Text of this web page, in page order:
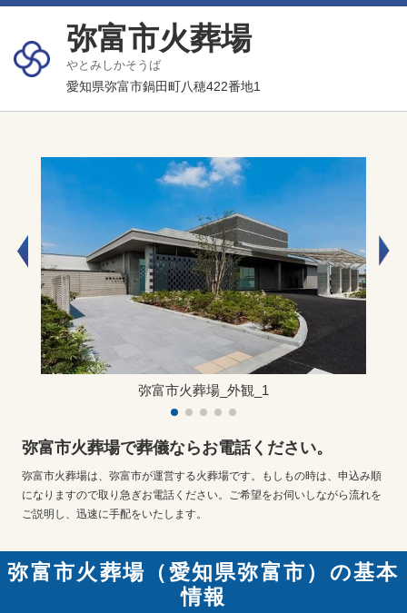
弥富市火葬場
やとみしかそうば
愛知県弥富市鍋田町八穂422番地1
弥富市火葬場で葬儀ならお電話ください。
弥富市火葬場は、弥富市が運営する火葬場です。もしもの時は、申込み順
になりますので取り急ぎお電話ください。ご希望をお伺いしながら流れを
ご説明し、迅速に手配をいたします。
弥富市火葬場_外観_1
弥富市火葬場（愛知県弥富市）の基本
情報